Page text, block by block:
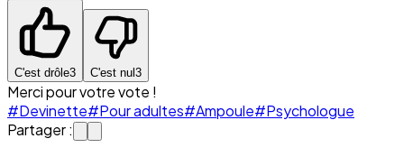
C'est drôle3 C'est nul 3
Merci pour votre vote !
#Devinette#Pour adultes#Ampoule#Psychologue
Partager :